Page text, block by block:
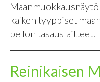
kaiken tyyppiset
pellon tasauslaitteet.
Reinikaisen